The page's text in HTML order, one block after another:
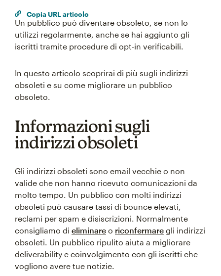
Copia URL articolo
Un pubblico può diventare obsoleto, se non lo
utilizzi regolarmente, anche se hai aggiunto gli
iscritti tramite procedure di opt-in verificabili.
In questo articolo scoprirai di più sugli indirizzi
obsoleti e su come migliorare un pubblico
obsoleto.
Informazioni sugli
indirizzi obsoleti
Gli indirizzi obsoleti sono email vecchie o non
valide che non hanno ricevuto comunicazioni da
molto tempo. Un pubblico con molti indirizzi
obsoleti può causare tassi di bounce elevati,
reclami per spam e disiscrizioni. Normalmente
consigliamo di eliminare o riconfermare gli indirizzi
obsoleti. Un pubblico ripulito aiuta a migliorare
deliverability e coinvolgimento con gli iscritti che
vogliono avere tue notizie.